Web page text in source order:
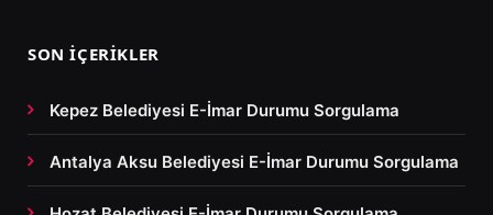
SON İÇERIKLER
Kepez Belediyesi E-İmar Durumu Sorgulama
Antalya Aksu Belediyesi E-İmar Durumu Sorgulama